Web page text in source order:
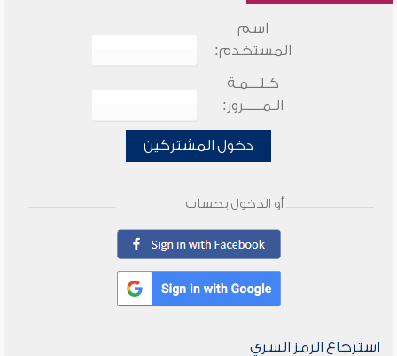
اسم
المستخدم:
كـلـــمـة
الـمـــــرور:
دخول المشتركين
أو الدخول بحساب
استرجاع الرمز السري